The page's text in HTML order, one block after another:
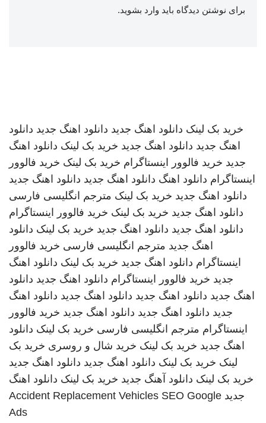
برای نوشتن دیدگاه باید وارد بشوید.
خرید بک لینک دانلود اهنگ جدید دانلود اهنگ جدید دانلود
اهنگ جدید دانلود اهنگ جدید خرید بک لینک دانلود اهنگ
جدید خرید فالوور اینستاگرام خرید بک لینک خرید فالوور
اینستاگرام دانلود اهنگ دانلود اهنگ جدید دانلود اهنگ جدید
دانلود اهنگ جدید خرید بک لینک مترجم انگلیسی فارسی
دانلود اهنگ جدید خرید بک لینک خرید فالوور اینستاگرام
دانلود اهنگ جدید دانلود اهنگ جدید خرید بک لینک دانلود
اهنگ جدید مترجم انگلیسی فارسی خرید فالوور
اینستاگرام دانلود اهنگ جدید خرید بک لینک دانلود اهنگ
جدید خرید فالوور اینستاگرام دانلود اهنگ جدید دانلود
اهنگ جدید دانلود اهنگ جدید دانلود اهنگ جدید دانلود اهنگ
جدید دانلود اهنگ جدید دانلود اهنگ جدید خرید فالوور
اینستاگرام مترجم انگلیسی فارسی خرید بک لینک دانلود
اهنگ جدید خرید بک لینک خرید شال و روسری خرید بک
لینک خرید بک لینک دانلود اهنگ جدید دانلود اهنگ جدید
خرید بک لینک دانلود آهنگ جدید خرید بک لینک دانلود اهنگ
جدید
Accident Replacement Vehicles SEO Google
Ads